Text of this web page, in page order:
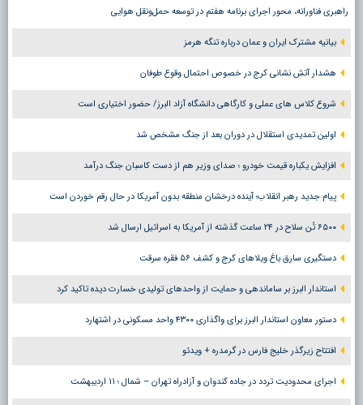
راهبری فناورانه، محور اجرای برنامه هفتم در توسعه حمل‌ونقل هوایی
بیانیه مشترک ایران و عمان درباره تنگه هرمز
هشدار آتش نشانی کرج در خصوص احتمال وقوع طوفان
شروع کلاس های عملی و کارگاهی دانشگاه آزاد البرز/ حضور اختیاری است
اولین تمدیدی استقلال در دوران بعد از جنگ مشخص شد
افزایش یکباره قیمت خودرو ؛ صدای وزیر هم از دست کاسبان جنگ درآمد
پیام جدید رهبر انقلاب؛ آینده درخشان منطقه بدون آمریکا در حال رقم خوردن است
۶۵۰۰ تُن سلاح در ۲۴ ساعت گذشته از آمریکا به اسرائیل ارسال شد
دستگیری سارق باغ ویلاهای کرج و کشف ۵۶ فقره سرقت
استاندار البرز بر ساماندهی و حمایت از واحدهای تولیدی خسارت دیده تاکید کرد
دستور معاون استاندار البرز برای واگذاری ۴۳۰۰ واحد مسکونی در اشتهارد
افتتاح زیرگذر خلیج فارس در گرمدره + ویدئو
اجرای محدودیت تردد در جاده کندوان و آزادراه تهران – شمال ؛ ١١ اردیبهشت